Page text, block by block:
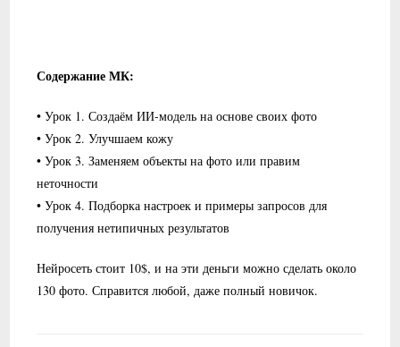
Содержание МК:
• Урок 1. Создаём ИИ-модель на основе своих фото
• Урок 2. Улучшаем кожу
• Урок 3. Заменяем объекты на фото или правим
неточности
• Урок 4. Подборка настроек и примеры запросов для
получения нетипичных результатов
Нейросеть стоит 10$, и на эти деньги можно сделать около
130 фото. Справится любой, даже полный новичок.